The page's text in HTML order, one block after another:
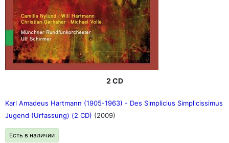
2 CD
Karl Amadeus Hartmann (1905-1963) - Des Simplicius Simplicissimus
Jugend (Urfassung) (2 CD) (2009)
Есть в наличии